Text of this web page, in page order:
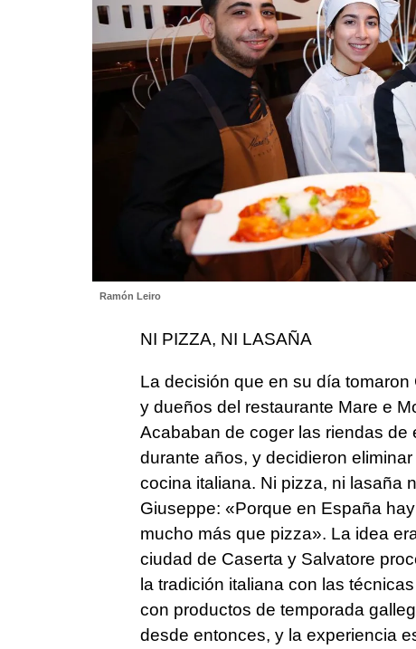
Ramón Leiro
NI PIZZA, NI LASAÑA
La decisión que en su día
y dueños del restaurante Mare e
Acababan de coger las riendas
durante años, y decidieron
cocina italiana. Ni pizza, ni lasaña
Giuseppe: «Porque en España
mucho más que pizza». La idea
ciudad de Caserta y Salvatore
la tradición italiana con las
con productos de temporada
desde entonces, y la experiencia